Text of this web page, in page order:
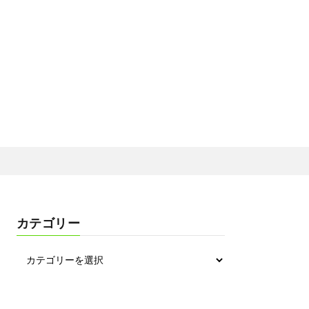
カテゴリー